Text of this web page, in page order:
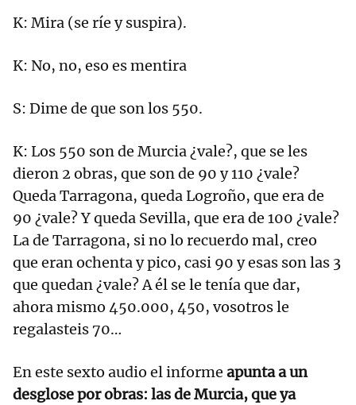
K: Mira (se ríe y suspira).
K: No, no, eso es mentira
S: Dime de que son los 550.
K: Los 550 son de Murcia ¿vale?, que se les
dieron 2 obras, que son de 90 y 110 ¿vale?
Queda Tarragona, queda Logroño, que era de
90 ¿vale? Y queda Sevilla, que era de 100 ¿vale?
La de Tarragona, si no lo recuerdo mal, creo
que eran ochenta y pico, casi 90 y esas son las 3
que quedan ¿vale? A él se le tenía que dar,
ahora mismo 450.000, 450, vosotros le
regalasteis 70…
En este sexto audio el informe apunta a un
desglose por obras: las de Murcia, que ya